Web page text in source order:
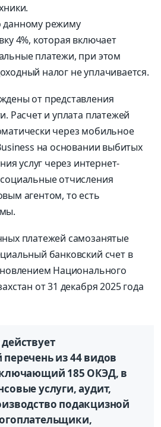
данному режиму
4%, которая включает
платежи, при этом
налог не уплачивается.
от представления
Расчет и уплата платежей
через мобильное
на основании выбитых
услуг через интернет-
отчисления
агентом, то есть
платежей самозанятые
банковский счет в
Национального
от 31 декабря 2025 года
из 44 видов
185 ОКЭД, в
услуги, аудит,
подакцизной